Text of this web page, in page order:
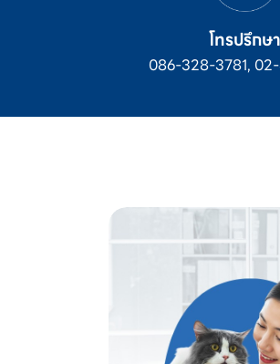
โทรปรึกษา
086-328-3781,